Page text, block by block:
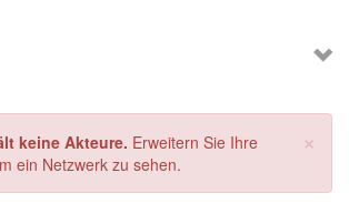
×
keine Akteure. Erweitern Sie Ihre
ein Netzwerk zu sehen.